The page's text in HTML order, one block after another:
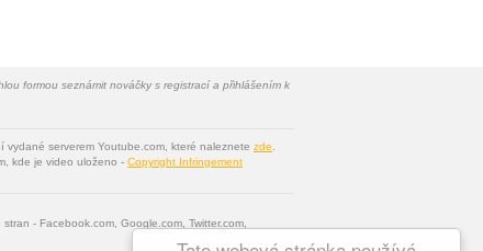
formou seznámit nováčky s registrací a přihlášením k
serverem Youtube.com, které naleznete zde
kde je video uloženo - Copyright Infringement
- Facebook.com, Google.com, Twitter.com,